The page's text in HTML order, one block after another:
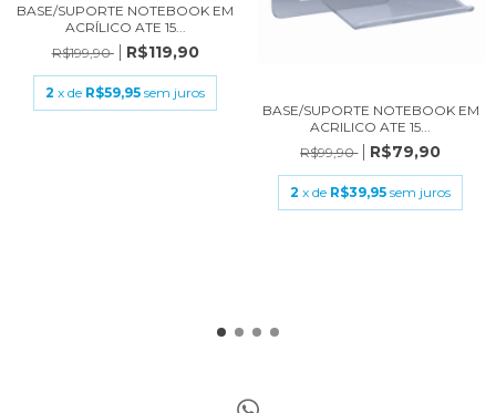
BASE/SUPORTE NOTEBOOK EM
ACRÍLICO ATE 15...
R$199,90
R$119,90
2 x de R$59,95 sem juros
BASE/SUPORTE NOTEBOOK EM
ACRILICO ATE 15...
R$99,90
R$79,90
2 x de R$39,95 sem juros